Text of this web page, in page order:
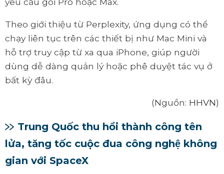
Theo giới thiệu từ Perplexity, ứng dụng có thể
chạy liên tục trên các thiết bị như Mac Mini và
hỗ trợ truy cập từ xa qua iPhone, giúp người
dùng dễ dàng quản lý hoặc phê duyệt tác vụ ở
bất kỳ đâu.
(Nguồn: HHVN)
Trung Quốc thu hồi thành công tên
lửa, tăng tốc cuộc đua công nghệ không
gian với SpaceX